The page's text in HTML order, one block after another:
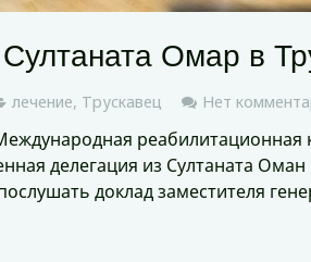
Султаната Омар в
лечение, Трускавец Нет
делегация из Султаната
доклад заместителя